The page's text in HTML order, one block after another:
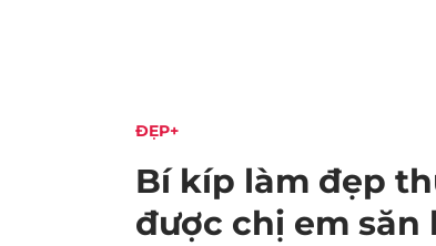
ĐẸP+
Bí kíp làm đẹp
được chị em săn